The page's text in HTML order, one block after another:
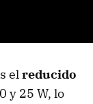
elreducido
y 25 W, lo